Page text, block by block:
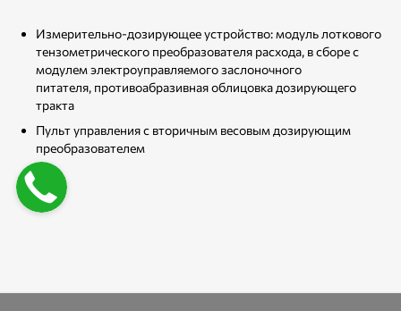
Измерительно-дозирующее устройство: модуль лоткового
тензометрического преобразователя расхода, в сборе с
модулем электроуправляемого заслоночного
питателя, противоабразивная облицовка дозирующего
тракта
Пульт управления с вторичным весовым дозирующим
преобразователем